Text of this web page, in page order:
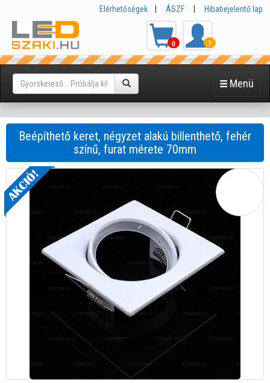
Elérhetőségek ÁSZF Hibabejelentő lap
0 ?
Menü
Beépíthető keret, négyzet alakú billenthető, fehér
színű, furat mérete 70mm